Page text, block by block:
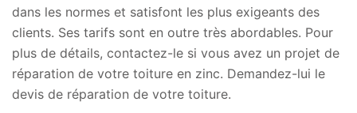
dans les normes et satisfont les plus exigeants des
clients. Ses tarifs sont en outre très abordables. Pour
plus de détails, contactez-le si vous avez un projet de
réparation de votre toiture en zinc. Demandez-lui le
devis de réparation de votre toiture.